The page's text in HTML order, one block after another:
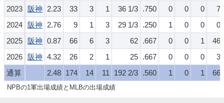
2023
2024
2025
2026
通算
阪神
2.23 33 3 1 36 1/3 .750 0 0 0
7
阪神
2.76 9 1 3 29 1/3 .250 1 0 0
0
阪神 0.87 66 6 3 62 .667 0 0 1
46
阪神 4.32 26 2 1 25 .667 0 0 0
3
2.48 174 14 11 192 2/3 .560 1 0 1 66
NPBの1軍出場成績とMLBの出場成績